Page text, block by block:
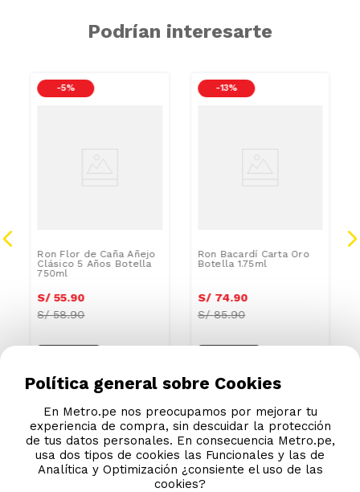
Podrían interesarte
-5 %
Ron Flor de Caña Añejo
Clásico 5 Años Botella
750ml
S/ 55.90
S/58.90
-13 %
Ron Bacardí Carta Oro
Botella 1.75ml
S/ 74.90
S/85.90
Política general sobre Cookies
En Metro.pe nos preocupamos por mejorar tu
experiencia de compra, sin descuidar la protección
de tus datos personales. En consecuencia Metro.pe,
usa dos tipos de cookies las Funcionales y las de
Analítica y Optimización ¿consiente el uso de las
cookies?